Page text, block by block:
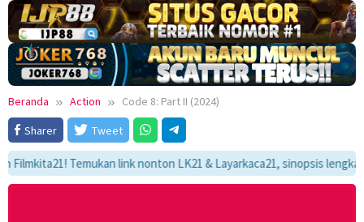
Beranda Action
Code 8: Part II (2024)
Sharer
Tweet
Temukan link nonton LK21 & Layarkaca21, sinopsis lengkap,